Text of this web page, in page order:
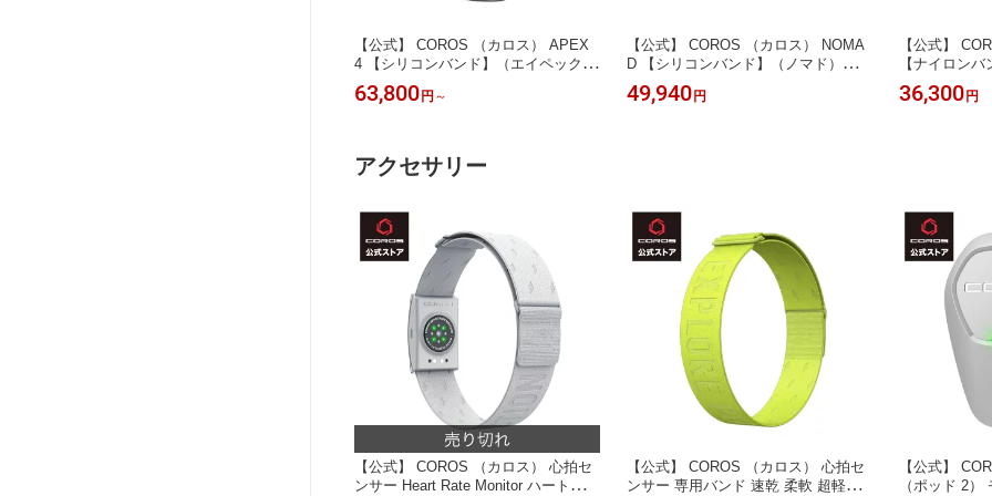
【公式】 COROS （カロス） APEX
4 【シリコンバンド】（エイペックス
4）ランニングウォッチ GPS使用 65
時間 ハンズフリー通話 ターンバイタ
5ATM防水 ランニング ハイキング 登
山 アウトドア
63,800円 ～
【公式】 COROS （カロス） NOMA
D 【シリコンバンド】（ノマド）ラン
ニングウォッチ GPS 22日間連続稼働
アドベンチャーノート機能 ターンバ
49,940円
【公式】
【ナイロン
ニングウォッ
g超軽量・高
36,300円
アクセサリー
【公式】 COROS （カロス） 心拍セ
ンサー Heart Rate Monitor ハートレー
【公式】 COROS （カロス） 心拍セ
ンサー 専用バンド 速乾 柔軟 超軽量
【公式】
（ポッド 2